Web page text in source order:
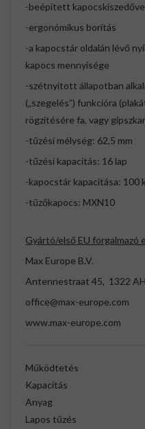
-beépített
-ergonómikus borítás
-a kapocstár oldalán lévő
kapocs mennyisége
-szétnyitott állapotban
(„szegelés”) funkcióra
rögzítésére fa, vagy
-tűzési mélység: 62,5 mm
-tűzési kapacitás: 16 lap
-kapocstár kapacitása: 100
-tűzőkapocs: MXN10
Gyártó/első EU forgalmazó
Max Europe B.V.
Antennestraat 45, 1322
office@max-europe.com
www.max-europe.com
Működtetés
Kapacitás
Anyag
Lapos tűzés